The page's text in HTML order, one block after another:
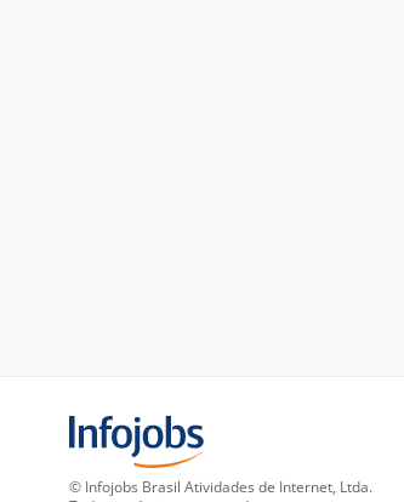
© Infojobs Brasil Atividades de Internet, Ltda.